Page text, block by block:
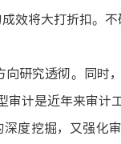
效将大打折扣。
研究透彻。同时
计是近年来审计
挖掘，又强化